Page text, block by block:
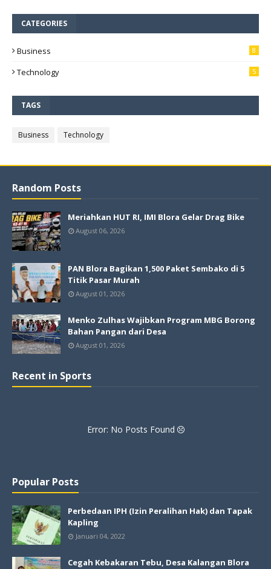
CATEGORIES
Business 8
Technology 5
TAGS
Business Technology
Random Posts
Meriahkan HUT RI, IMI Blora Gelar Drag Bike
August 06, 2026
PAN Blora Bagikan 1,500 Paket Sembako di 5
Titik Pasar Murah
August 01, 2026
Menko Zulhas Wajibkan Program MBG Borong
Bahan Pangan dari Desa
August 01, 2026
Recent in Sports
Error: No Posts Found
Popular Posts
Perbedaan IPH (Izin Peralihan Hak) dan Tapak
Kapling
Januari 04, 2022
Cegah Kebakaran Tebu, Desa Kalangan Blora